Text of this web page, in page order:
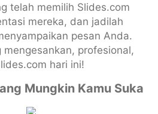
telah memilih Slides.com
mereka, dan jadilah
pesan Anda.
profesional,
hari ini!
Mungkin Kamu Suka